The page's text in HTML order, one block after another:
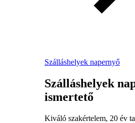
Szálláshelyek napernyő
Szálláshelyek
ismertető
Kiváló szakértelem, 20 év